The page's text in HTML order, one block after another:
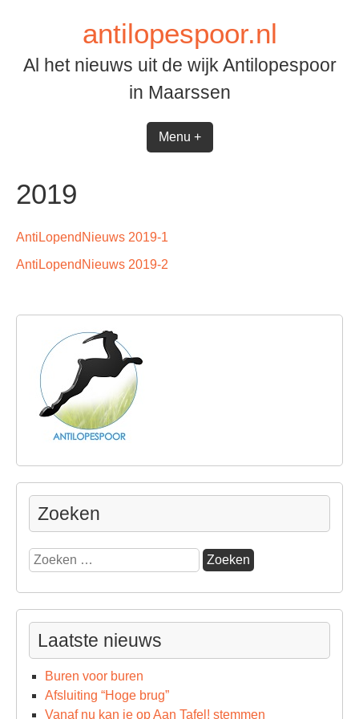
antilopespoor.nl
Al het nieuws uit de wijk Antilopespoor
in Maarssen
Menu +
2019
AntiLopendNieuws 2019-1
AntiLopendNieuws 2019-2
Zoeken
Zoeken
naar:
Laatste nieuws
Buren voor buren
Afsluiting “Hoge brug”
Vanaf nu kan je op Aan Tafel! stemmen